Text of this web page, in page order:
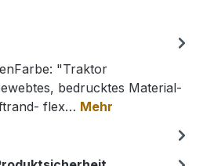
"Traktor
bedrucktes Material-
flex… Mehr